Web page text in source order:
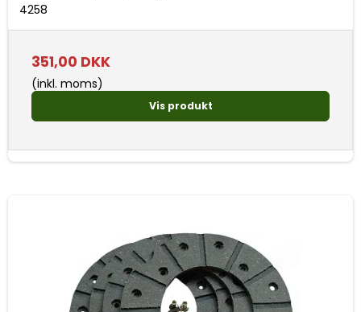
4258
351,00 DKK
(inkl. moms)
Vis produkt